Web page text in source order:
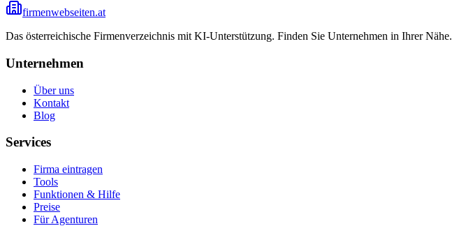
firmenwebseiten.at
Das österreichische Firmenverzeichnis mit KI-Unterstützung. Finden Sie Unternehmen in Ihrer Nähe.
Unternehmen
Über uns
Kontakt
Blog
Services
Firma eintragen
Tools
Funktionen & Hilfe
Preise
Für Agenturen